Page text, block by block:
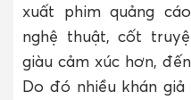
xuất phim quảng
nghệ thuật, cốt
giàu cảm xúc hơn,
Do đó nhiều khán